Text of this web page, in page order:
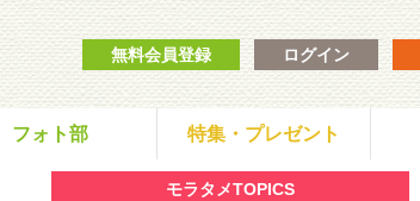
無料会員登録 ログイン
フォト部 特集・プレゼント
モラタメTOPICS